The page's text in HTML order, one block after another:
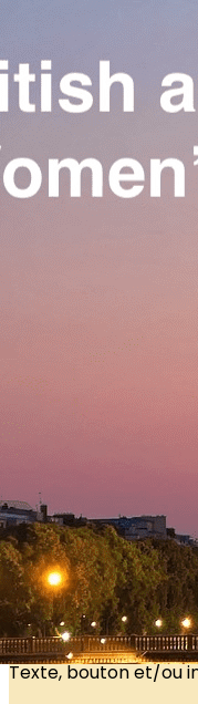
Exporter
Ajoutez un logo, un
Our Association
Activities
Join us
?>
Images de la page
Cliquez pour éditer
Texte, bouton et/ou